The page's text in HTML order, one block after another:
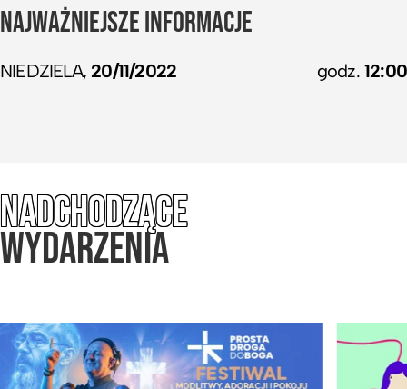
NAJWAŻNIEJSZE INFORMACJE
NIEDZIELA, 20/11/2022 godz. 12:00
NADCHODZĄCE
WYDARZENIA